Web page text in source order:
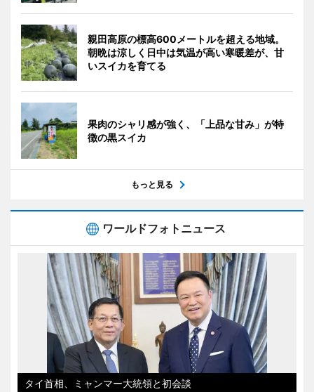
親田高原の標高600メートルを超える地域。
朝晩は涼しく日中は気温が高い寒暖差が、甘
いスイカを育てる
果肉のシャリ感が強く、「上品な甘み」が特
徴の黒スイカ
もっと見る
ワールドフォトニュース
タイ首相、ミャンマー大統領と初会談